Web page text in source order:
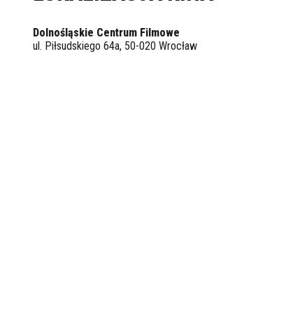
Dolnośląskie Centrum Filmowe
ul. Piłsudskiego 64a, 50-020 Wrocław